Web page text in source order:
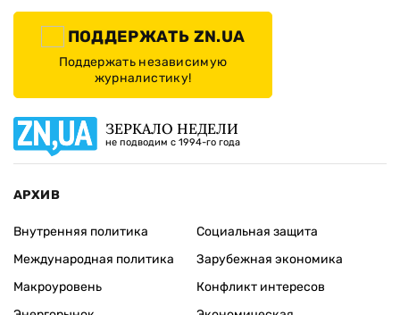
ПОДДЕРЖАТЬ ZN.UA
Поддержать независимую
журналистику!
ЗЕРКАЛО НЕДЕЛИ
не подводим с 1994-го года
АРХИВ
Внутренняя политика
Международная политика
Макроуровень
Социальная защита
Зарубежная экономика
Конфликт интересов